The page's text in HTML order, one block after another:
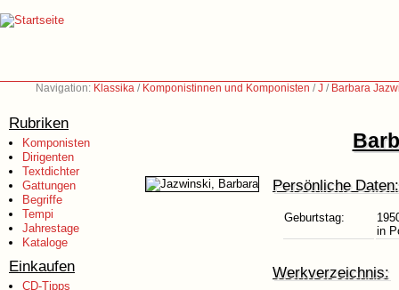
Navigation: Klassika / Komponistinnen und Komponisten /J / Barbara
Rubriken
Komponisten
Dirigenten
Textdichter
Gattungen
Begriffe
Tempi
Jahrestage
Kataloge
Einkaufen
CD-Tipps
Persönliche Daten:
Geburtstag:
in
Werkverzeichnis: